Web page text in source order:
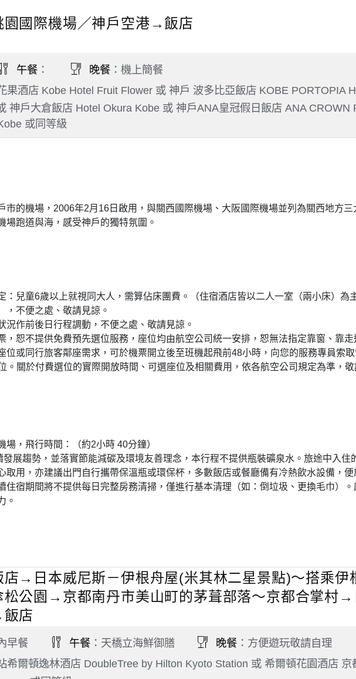
園國際機場／神戶空港→飯店
午餐： 晚餐：機上簡餐
果酒店 Kobe Hotel Fruit Flower 或 神戶 波多比亞飯店 KOBE PORTOPIA
神戶大倉飯店 Hotel Okura Kobe 或 神戶ANA皇冠假日飯店 ANA CROWN
或同等級
市的機場，2006年2月16日啟用，與關西國際機場、大阪國際機場並列為關西地方
場跑道與海，感受神戶的獨特氛圍。
：兒童6歲以上就視同大人，需算佔床團費。（住宿酒店皆以二人一室（兩小床）為
，不便之處、敬請見諒。
況作前後日行程調動，不便之處、敬請見諒。
，恕不提供免費預先選位服務，座位均由航空公司統一安排，恕無法指定靠窗、靠
位或同行旅客鄰座需求，可於機票開立後至班機起飛前48小時，向您的服務專員索
。關於付費選位的實際開放時間、可選座位及相關費用，依各航空公司規定為準，敬
場，飛行時間：（約2小時 40分鐘）
發展趨勢，並落實節能減碳及環境友善理念，本行程不提供瓶裝礦泉水。旅途中入
取用，亦建議出門自行攜帶保溫瓶或環保杯，多數飯店或餐廳備有冷熱飲水設備，
住宿期間將不提供每日完整房務清掃，僅進行基本清理（如：倒垃圾、更換毛巾）
。
店→日本威尼斯－伊根舟屋(米其林二星景點)～搭乘
松公園→京都南丹市美山町的茅葺部落～京都合掌村→
店
早餐 午餐：天橋立海鮮御膳 晚餐：方便遊玩敬請自理
希爾頓逸林酒店 DoubleTree by Hilton Kyoto Station 或 希爾頓花園酒店